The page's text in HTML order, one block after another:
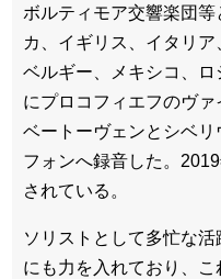
ボルティモア交響楽団
カ、イギリス、イタリア
ベルギー、メキシコ、
にプロコフィエフのヴ
ベートーヴェンとシベ
フォンへ録音した。
されている。
ソリストとして多忙な
にも力を入れており、